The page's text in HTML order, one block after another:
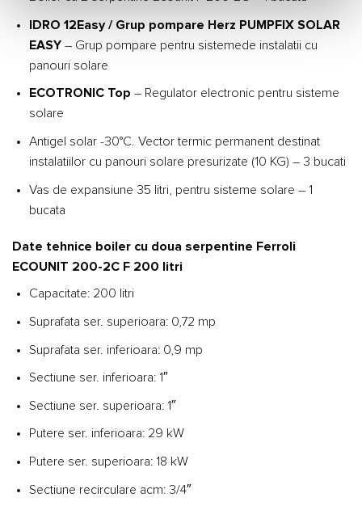
IDRO 12Easy / Grup pompare Herz PUMPFIX SOLAR
EASY– Grup pompare pentru sistemede instalatii cu
panouri solare
ECOTRONIC Top – Regulator electronic pentru sisteme
solare
Antigel solar -30°C. Vector termic permanent destinat
instalatiilor cu panouri solare presurizate (10 KG) – 3 bucati
Vas de expansiune 35 litri, pentru sisteme solare – 1
bucata
Date tehnice boiler cu doua serpentine Ferroli
ECOUNIT 200-2C F 200 litri
Capacitate: 200 litri
Suprafata ser. superioara: 0,72 mp
Suprafata ser. inferioara: 0,9 mp
Sectiune ser. inferioara: 1″
Sectiune ser. superioara: 1″
Putere ser. inferioara: 29 kW
Putere ser. superioara: 18 kW
Sectiune recirculare acm: 3/4″